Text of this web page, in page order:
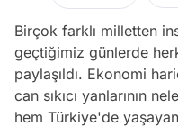
Birçok farklı milletten
geçtiğimiz günlerde
paylaşıldı. Ekonomi
can sıkıcı yanlarının
hem Türkiye'de